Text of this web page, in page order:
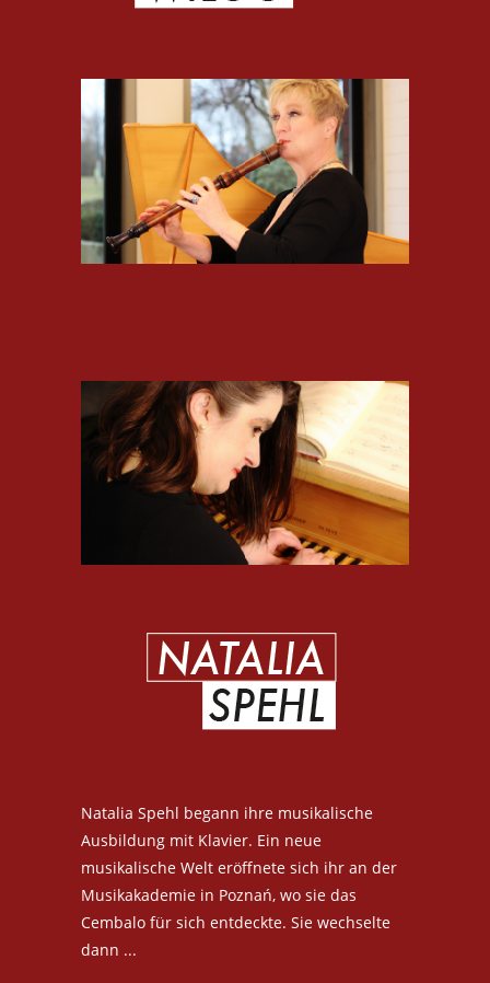
Natalia Spehl begann ihre musikalische
Ausbildung mit Klavier. Ein neue
musikalische Welt eröffnete sich ihr an der
Musikakademie in Poznań, wo sie das
Cembalo für sich entdeckte. Sie wechselte
dann ...